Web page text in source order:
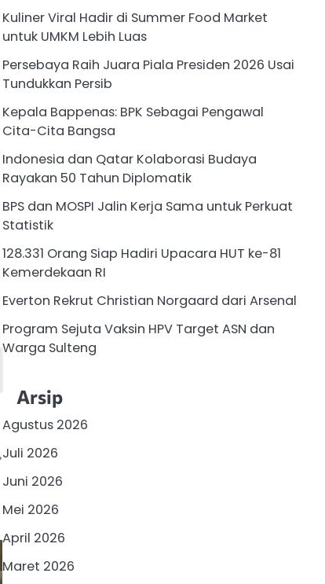
Kuliner Viral Hadir di Summer Food Market
untuk UMKM Lebih Luas
Persebaya Raih Juara Piala Presiden 2026 Usai
Tundukkan Persib
Kepala Bappenas: BPK Sebagai Pengawal
Cita-Cita Bangsa
Indonesia dan Qatar Kolaborasi Budaya
Rayakan 50 Tahun Diplomatik
BPS dan MOSPI Jalin Kerja Sama untuk Perkuat
Statistik
128.331 Orang Siap Hadiri Upacara HUT ke-81
Kemerdekaan RI
Everton Rekrut Christian Norgaard dari Arsenal
Program Sejuta Vaksin HPV Target ASN dan
Warga Sulteng
Arsip
Agustus 2026
Juli 2026
Juni 2026
Mei 2026
April 2026
Maret 2026